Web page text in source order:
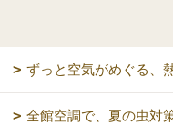
ずっと空気がめぐる、
全館空調で、夏の虫対